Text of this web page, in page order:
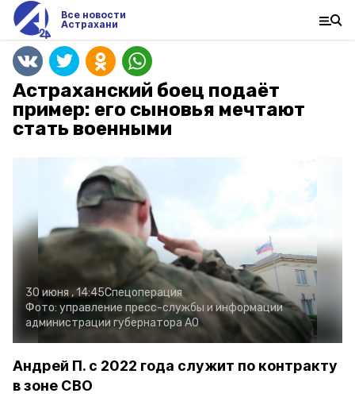
Все новости
Астрахани
Астраханский боец подаёт
пример: его сыновья мечтают
стать военными
30 июня , 14:45Спецоперация
Фото: управление пресс-службы и информации
администрации губернатора АО
Андрей П. с 2022 года служит по контракту
в зоне СВО